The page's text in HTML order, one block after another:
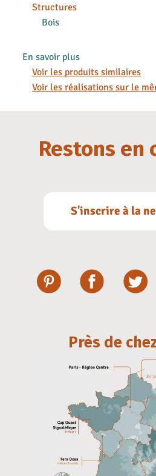
Structures
Bois
En savoir plus
Voir les produits similaires
Voir les réalisations sur le
Restons en
S'inscrire à la
Près de